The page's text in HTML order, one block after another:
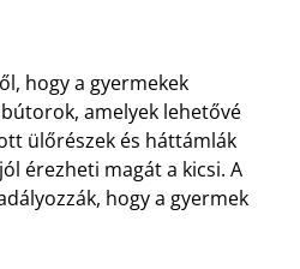
hogy a gyermekek
bútorok, amelyek lehetővé
ülőrészek és háttámlák
érezheti magát a kicsi. A
hogy a gyermek